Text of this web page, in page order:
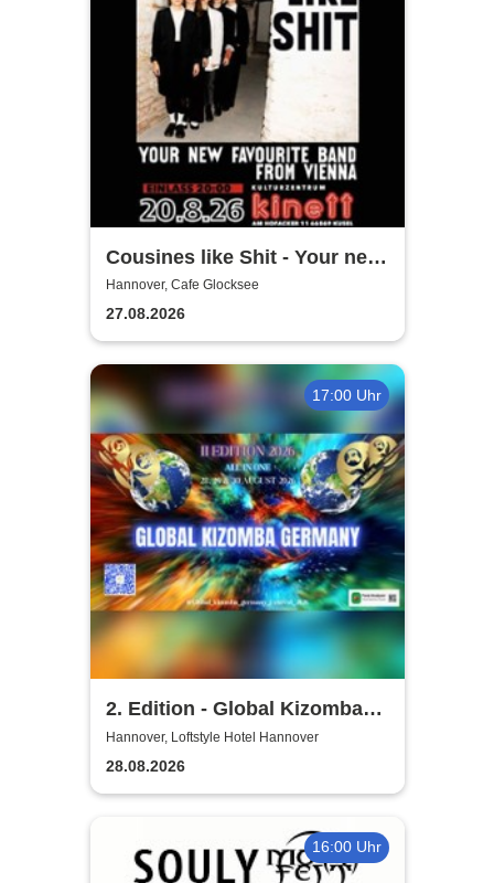
Cousines like Shit - Your new
favourite band from Vienna
Hannover, Cafe Glocksee
27.08.2026
17:00 Uhr
2. Edition - Global Kizomba
Germany Festival
Hannover, Loftstyle Hotel Hannover
28.08.2026
16:00 Uhr